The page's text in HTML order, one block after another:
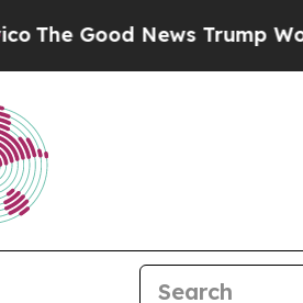
Good News Trump Won’t